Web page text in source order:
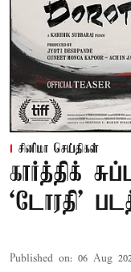
சினிமா செய்திகள்
கார்த்திக்
`டோரதி'
Published on: 06 Aug